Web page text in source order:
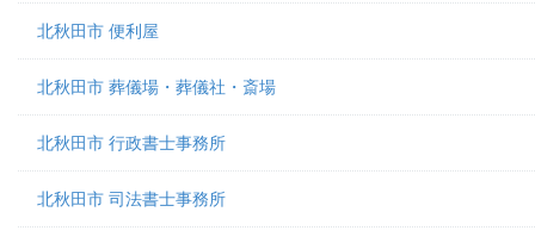
北秋田市 便利屋
北秋田市 葬儀場・葬儀社・斎場
北秋田市 行政書士事務所
北秋田市 司法書士事務所